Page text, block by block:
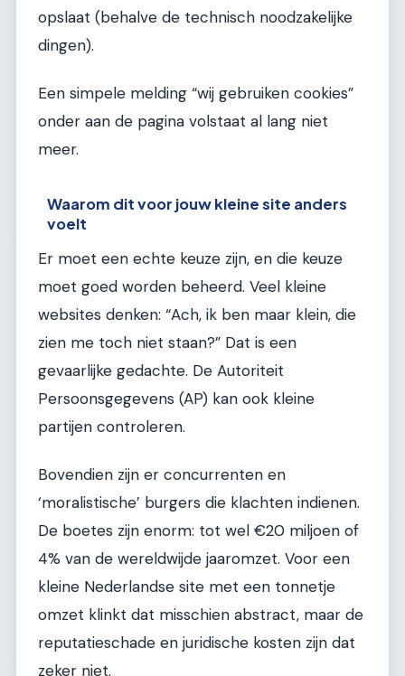
opslaat (behalve de technisch noodzakelijke
dingen).
Een simpele melding “wij gebruiken cookies”
onder aan de pagina volstaat al lang niet
meer.
Waarom dit voor jouw kleine site anders
voelt
Er moet een echte keuze zijn, en die keuze
moet goed worden beheerd. Veel kleine
websites denken: “Ach, ik ben maar klein, die
zien me toch niet staan?” Dat is een
gevaarlijke gedachte. De Autoriteit
Persoonsgegevens (AP) kan ook kleine
partijen controleren.
Bovendien zijn er concurrenten en
‘moralistische’ burgers die klachten indienen.
De boetes zijn enorm: tot wel €20 miljoen of
4% van de wereldwijde jaaromzet. Voor een
kleine Nederlandse site met een tonnetje
omzet klinkt dat misschien abstract, maar de
reputatieschade en juridische kosten zijn dat
zeker niet.